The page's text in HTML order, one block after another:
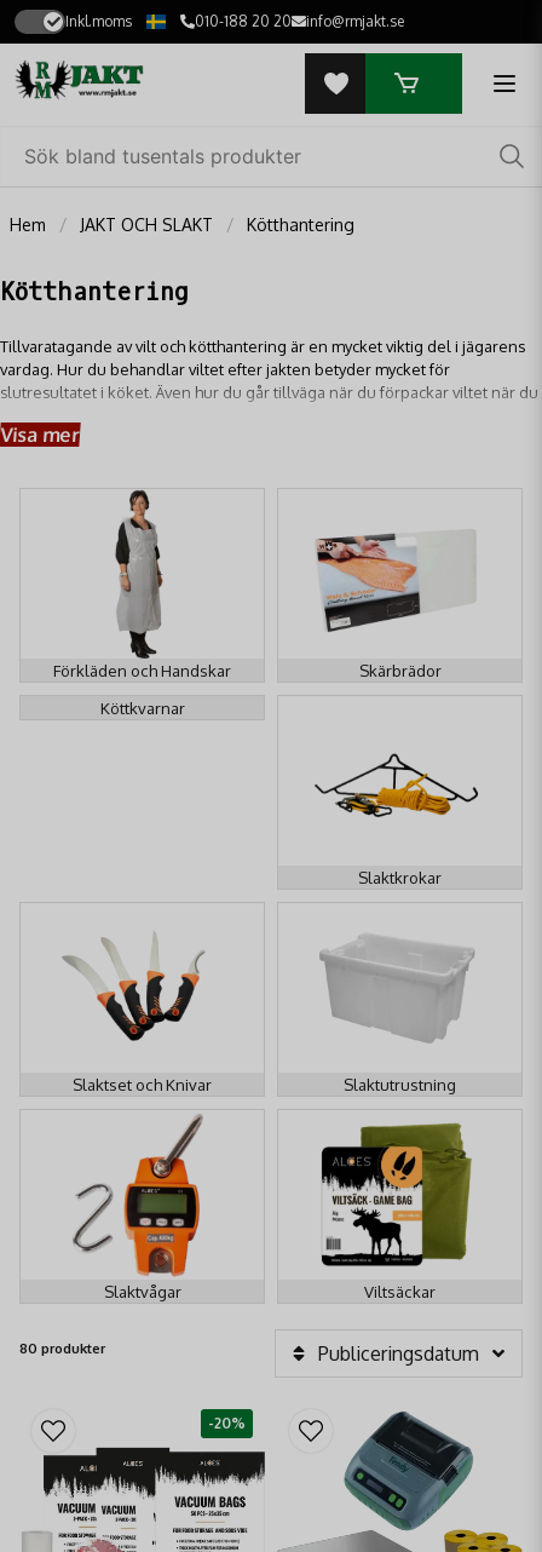
Inkl.moms 010-188 20 20 info@rmjakt.se
Hem JAKT OCH SLAKT Kötthantering
Kötthantering
Tillvaratagande av vilt och kötthantering är en mycket viktig del i jägarens
vardag. Hur du behandlar viltet efter jakten betyder mycket för
slutresultatet i köket. Även hur du går tillväga när du förpackar viltet när du
av många olika steg - ända från slakt till bord med både malning och
Visa mer
Förkläden och Handskar
Skärbrädor
Köttkvarnar
Slaktkrokar
Slaktset och Knivar Slaktutrustning
Slaktvågar Viltsäckar
80 produkter Publiceringsdatum
-20%